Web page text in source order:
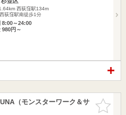
西荻窪駅134m
荻窪駅南徒歩1分
8:00～24:00
980円～
お気に入
りに追加
（モンスターワーク＆サ